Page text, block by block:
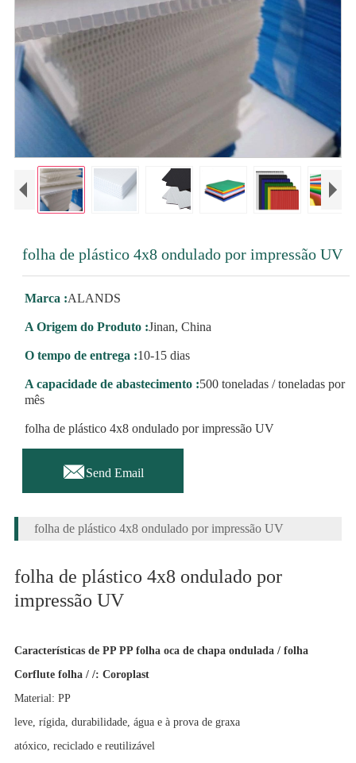
folha de plástico 4x8 ondulado por impressão UV
Marca :ALANDS
A Origem do Produto :Jinan, China
O tempo de entrega :10-15 dias
A capacidade de abastecimento :500 toneladas / toneladas por
mês
folha de plástico 4x8 ondulado por impressão UV
Send Email
folha de plástico 4x8 ondulado por impressão UV
folha de plástico 4x8 ondulado por
impressão UV
Características de PP PP folha oca de chapa ondulada / folha
Corflute folha / /: Coroplast
Material: PP
leve, rígida, durabilidade, água e à prova de graxa
atóxico, reciclado e reutilizável